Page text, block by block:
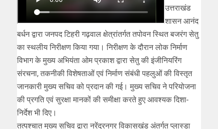
उत्तराखंड
शासन आनंद
बर्धन द्वारा जनपद टिहरी गढ़वाल क्षेत्रांतर्गत तपोवन स्थित बजरंग सेतु
का स्थलीय निरीक्षण किया गया। निरीक्षण के दौरान लोक निर्माण
विभाग के मुख्य अभियंता ओम प्रकाश द्वारा सेतु की इंजीनियरिंग
संरचना, तकनीकी विशेषताओं एवं निर्माण संबंधी पहलुओं की विस्तृत
जानकारी मुख्य सचिव को प्रदान की गई। मुख्य सचिव ने परियोजना
की प्रगति एवं सुरक्षा मानकों की समीक्षा करते हुए आवश्यक दिशा-
निर्देश भी दिए।
तत्पश्चात मुख्य सचिव द्वारा नरेंद्रनगर विकासखंड अंतर्गत प्लास्डा